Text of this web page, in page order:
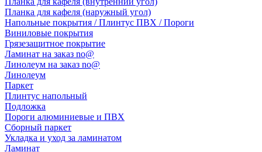
Планка для кафеля (наружный угол)
Напольные покрытия / Плинтус ПВХ / Пороги
Виниловые покрытия
Грязезащитное покрытие
Ламинат на заказ no@
Линолеум на заказ no@
Линолеум
Паркет
Плинтус напольный
Подложка
Пороги алюминиевые и ПВХ
Сборный паркет
Укладка и уход за ламинатом
Ламинат